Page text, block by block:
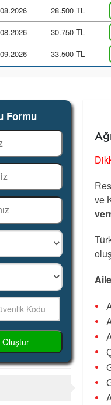
28.500 TL
30.750 TL
33.500 TL
Formu
ve